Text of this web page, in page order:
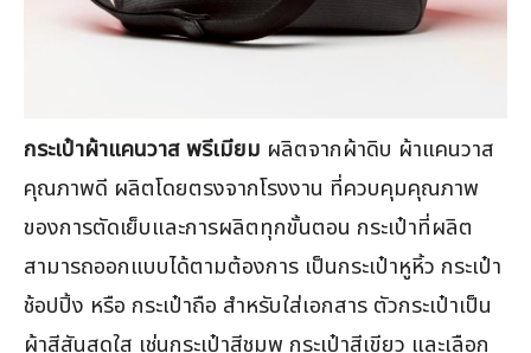
กระเป๋าผ้าแคนวาส พรีเมียม ผลิตจากผ้าดิบ ผ้าแคนวาส
คุณภาพดี ผลิตโดยตรงจากโรงงาน ที่ควบคุมคุณภาพ
ของการตัดเย็บและการผลิตทุกขั้นตอน กระเป๋าที่ผลิต
สามารถออกแบบได้ตามต้องการ เป็นกระเป๋าหูหิ้ว กระเป๋า
ช้อปปิ้ง หรือ กระเป๋าถือ สำหรับใส่เอกสาร ตัวกระเป๋าเป็น
ผ้าสีสันสดใส เช่นกระเป๋าสีชมพู กระเป๋าสีเขียว และเลือก